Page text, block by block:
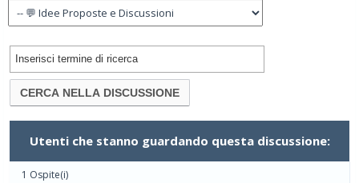
Utenti che stanno guardando questa discussione:
1 Ospite(i)